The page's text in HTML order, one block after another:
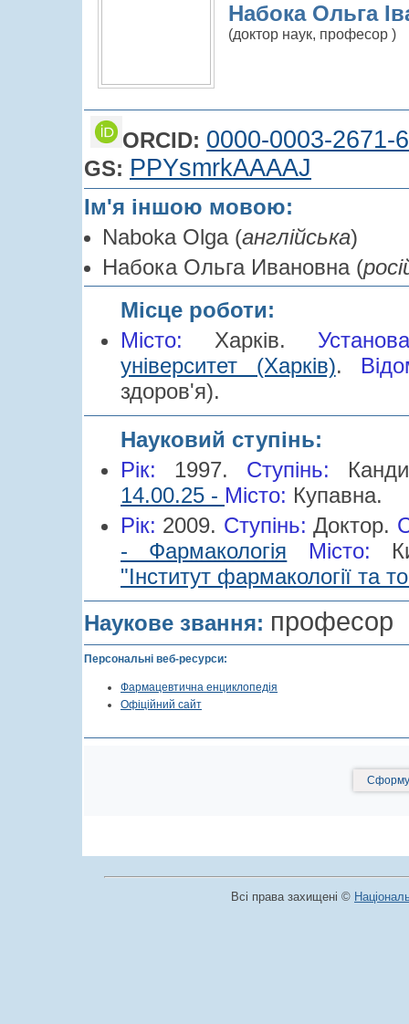
Набока Ольга
(доктор наук, професор )
ORCID: 0000-0003-2671-
GS: PPYsmrkAAAAJ
Ім'я іншою мовою:
Naboka Olga (англійська)
Набока Ольга Ивановна (
Місце роботи:
Місто: Харків.
університет (Харків).
здоров'я).
Науковий ступінь:
Рік: 1997. Cтупінь:
14.00.25 - Місто: Купавна.
Рік: 2009. Cтупінь:Доктор.
- Фармакологія Місто:
"Інститут фармакології та
Наукове звання: професор
Персональні веб-ресурси:
Фармацевтична енциклопедія
Офіційний сайт
Всі права захищені ©